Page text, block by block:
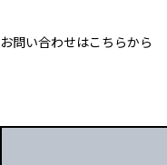
お問い合わせはこちらから